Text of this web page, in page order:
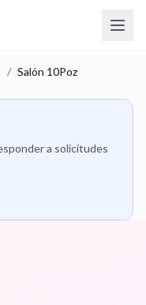
/ Salón 10Poz
a solicitudes